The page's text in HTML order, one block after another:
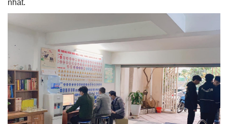
nhất.